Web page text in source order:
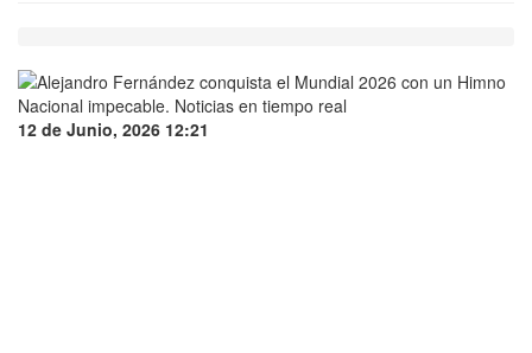
12 de Junio, 2026 12:21